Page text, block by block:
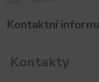
Kontaktní
Kontakty